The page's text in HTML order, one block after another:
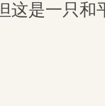
这是一只和